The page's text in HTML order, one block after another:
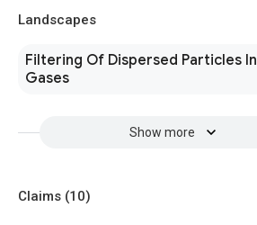
Landscapes
Filtering Of Dispersed Particles In
Gases
Show more
Claims (10)